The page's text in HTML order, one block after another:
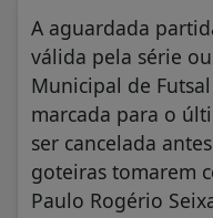
A aguardada
válida pela série
Municipal de
marcada para o
ser cancelada
goteiras tomarem
Paulo Rogério